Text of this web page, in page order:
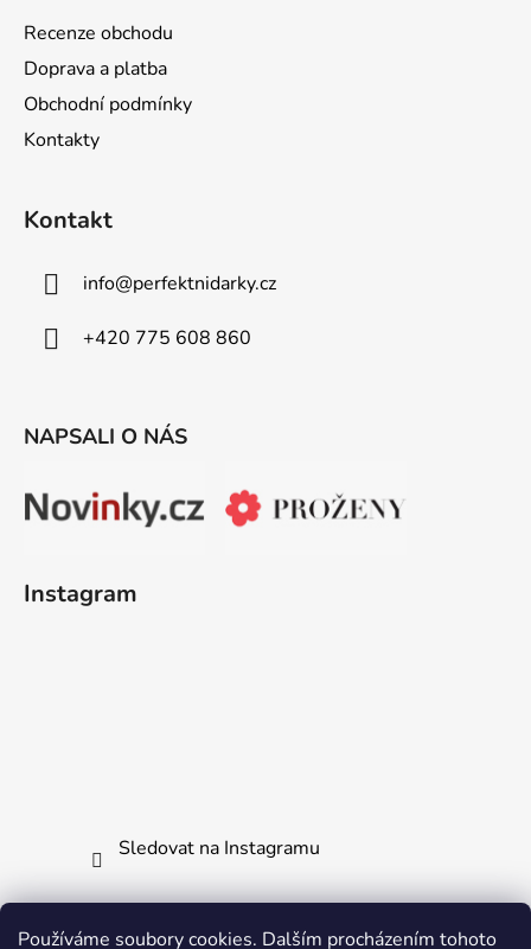
Používáme soubory cookies. Dalším procházením tohoto
Recenze obchodu
Doprava a platba
Obchodní podmínky
Kontakty
Kontakt
info@perfektnidarky.cz
+420 775 608 860
NAPSALI O NÁS
Instagram
Sledovat na Instagramu